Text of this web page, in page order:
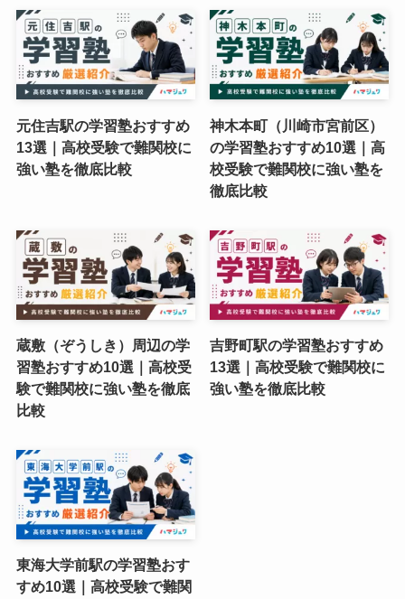
元住吉駅の学習塾おすすめ
13選｜高校受験で難関校に
強い塾を徹底比較
神木本町（川崎市宮前区）
の学習塾おすすめ10選｜高
校受験で難関校に強い塾を
徹底比較
蔵敷（ぞうしき）周辺の学
習塾おすすめ10選｜高校受
験で難関校に強い塾を徹底
比較
吉野町駅の学習塾おすすめ
13選｜高校受験で難関校に
強い塾を徹底比較
東海大学前駅の学習塾おす
すめ10選｜高校受験で難関